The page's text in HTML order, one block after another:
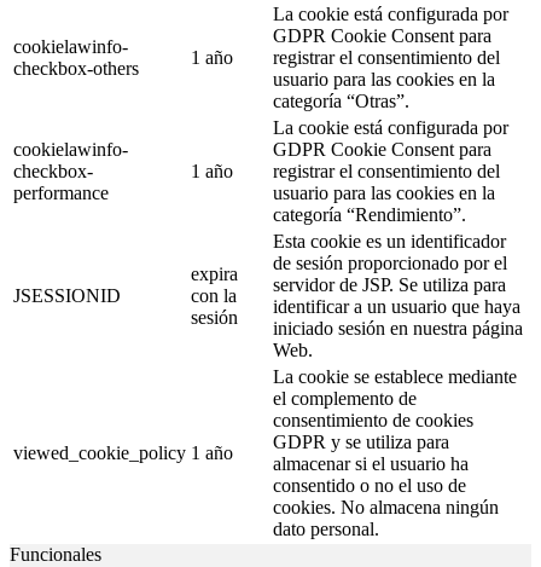
cookielawinfo-
checkbox-others
1 año
La cookie está configurada por
GDPR Cookie Consent para
registrar el consentimiento del
usuario para las cookies en la
categoría “Otras”.
cookielawinfo-
checkbox-
performance
1 año
La cookie está configurada por
GDPR Cookie Consent para
registrar el consentimiento del
usuario para las cookies en la
categoría “Rendimiento”.
JSESSIONID
expira
con la
sesión
Esta cookie es un identificador
de sesión proporcionado por el
servidor de JSP. Se utiliza para
identificar a un usuario que haya
iniciado sesión en nuestra página
Web.
viewed_cookie_policy 1 año
La cookie se establece mediante
el complemento de
consentimiento de cookies
GDPR y se utiliza para
almacenar si el usuario ha
consentido o no el uso de
cookies. No almacena ningún
dato personal.
Funcionales